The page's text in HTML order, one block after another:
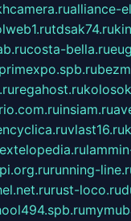
alliance-
tdsak74.ru
costa-bella.ru
primexpo.spb.ru
regahost.ru
insiam.ru
vlast16.ru
extelopedia.ru
running-
rust-loco.ru